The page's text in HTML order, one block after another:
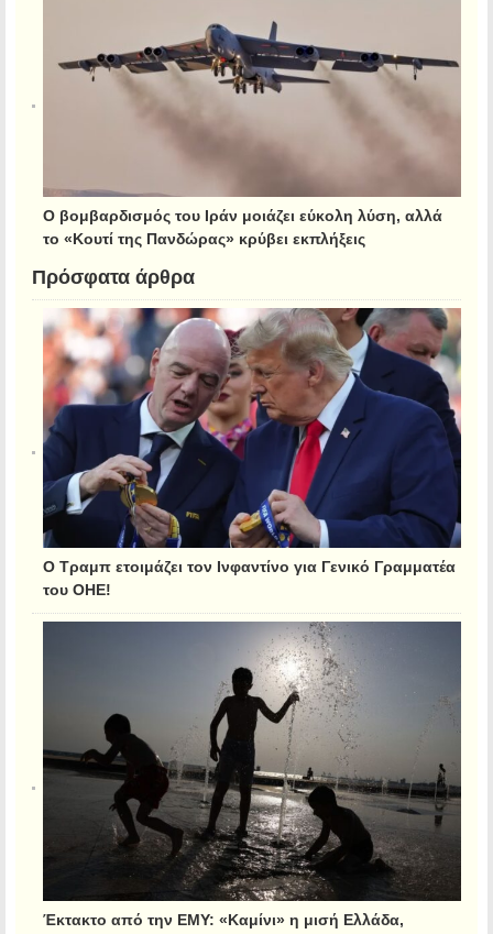
Ο βομβαρδισμός του Ιράν μοιάζει εύκολη λύση, αλλά
το «Κουτί της Πανδώρας» κρύβει εκπλήξεις
Πρόσφατα άρθρα
Ο Τραμπ ετοιμάζει τον Ινφαντίνο για Γενικό Γραμματέα
του ΟΗΕ!
Έκτακτο από την ΕΜΥ: «Καμίνι» η μισή Ελλάδα,